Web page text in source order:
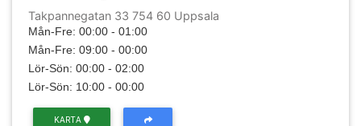
Takpannegatan 33 754 60 Uppsala
Mån-Fre: 00:00 - 01:00
Mån-Fre: 09:00 - 00:00
Lör-Sön: 00:00 - 02:00
Lör-Sön: 10:00 - 00:00
KARTA